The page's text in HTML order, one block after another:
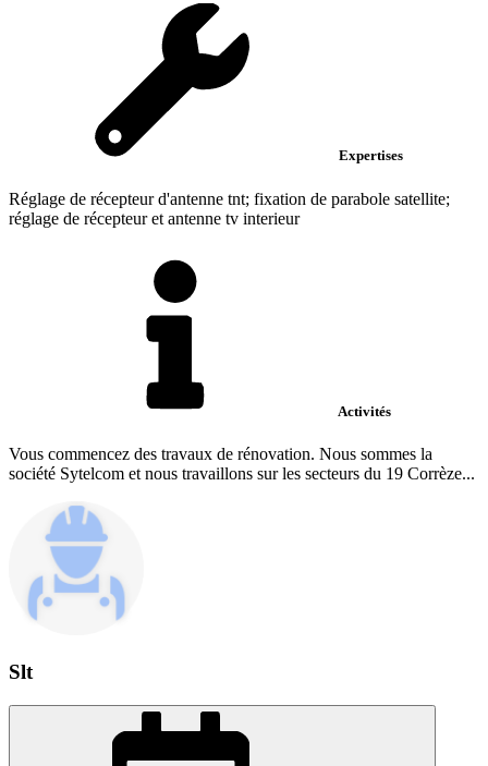
Expertises
Réglage de récepteur d'antenne tnt; fixation de parabole satellite;
réglage de récepteur et antenne tv interieur
Activités
Vous commencez des travaux de rénovation. Nous sommes la
société Sytelcom et nous travaillons sur les secteurs du 19 Corrèze...
Slt